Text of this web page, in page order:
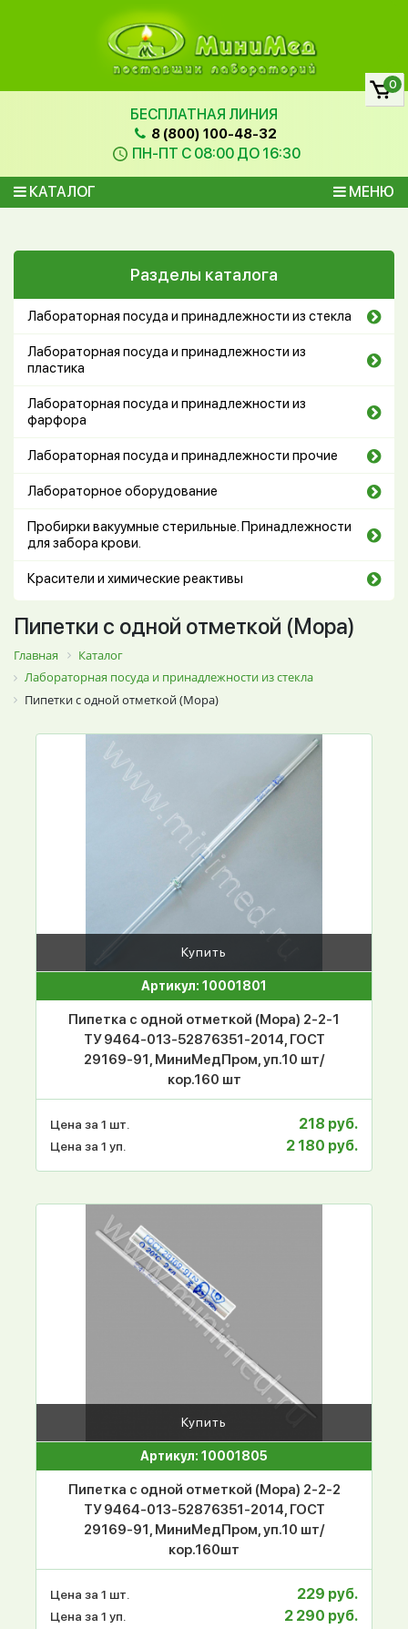
БЕСПЛАТНАЯ ЛИНИЯ
8 (800) 100-48-32
ПН-ПТ С 08:00 ДО 16:30
КАТАЛОГ МЕНЮ
0
Разделы каталога
Лабораторная посуда и принадлежности из стекла
Лабораторная посуда и принадлежности из
пластика
Лабораторная посуда и принадлежности из
фарфора
Лабораторная посуда и принадлежности прочие
Лабораторное оборудование
Пробирки вакуумные стерильные. Принадлежности
для забора крови.
Красители и химические реактивы
Пипетки с одной отметкой (Мора)
Главная
Каталог
Лабораторная посуда и принадлежности из стекла
Пипетки с одной отметкой (Мора)
Купить
Артикул: 10001801
Пипетка с одной отметкой (Мора) 2-2-1
ТУ 9464-013-52876351-2014, ГОСТ
29169-91, МиниМедПром, уп.10 шт/
кор.160 шт
Цена за 1 шт. 218 руб.
Цена за 1 уп. 2 180 руб.
Купить
Артикул: 10001805
Пипетка с одной отметкой (Мора) 2-2-2
ТУ 9464-013-52876351-2014, ГОСТ
29169-91, МиниМедПром, уп.10 шт/
кор.160шт
Цена за 1 шт. 229 руб.
Цена за 1 уп. 2 290 руб.